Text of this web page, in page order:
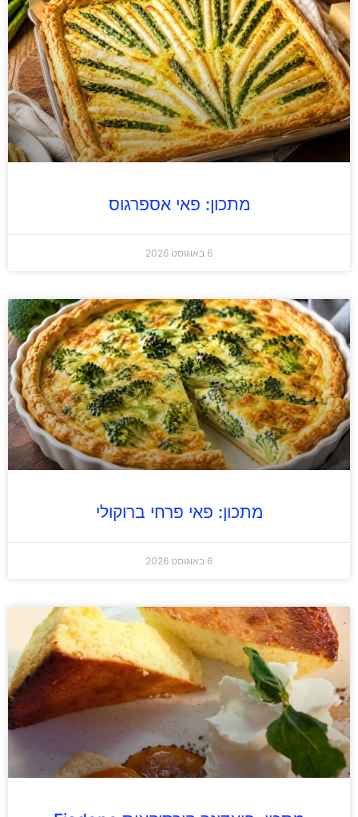
מתכון: פאי אספרגוס
6 באוגוסט 2026
מתכון: פאי פרחי ברוקולי
6 באוגוסט 2026